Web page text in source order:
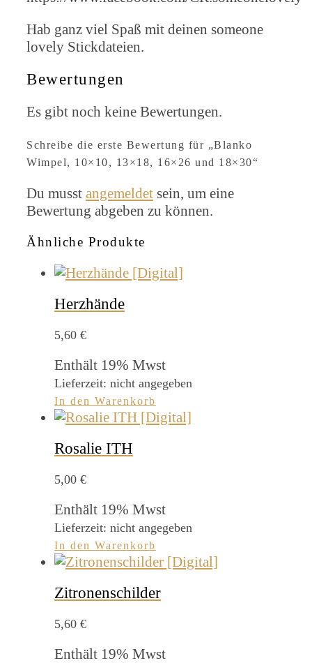
Hab ganz viel Spaß mit deinen someone
lovely Stickdateien.
Bewertungen
Es gibt noch keine Bewertungen.
Schreibe die erste Bewertung für „Blanko
Wimpel, 10×10, 13×18, 16×26 und 18×30“
Du musst angemeldet sein, um eine
Bewertung abgeben zu können.
Ähnliche Produkte
Herzhände
5,60 €
Enthält 19% Mwst
Lieferzeit: nicht angegeben
In den Warenkorb
Rosalie ITH
5,00 €
Enthält 19% Mwst
Lieferzeit: nicht angegeben
In den Warenkorb
Zitronenschilder
5,60 €
Enthält 19% Mwst